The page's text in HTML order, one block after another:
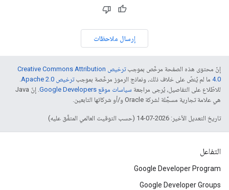
إرسال ملاحظات
إنّ محتوى هذه الصفحة مرخّص بموجب
ترخيص Creative Commons Attribution
4.0‏ ما لم يُنصّ على خلاف ذلك، ونماذج الرموز مرخّصة بموجبترخيص Apache 2.0‏
.
للاطّلاع على التفاصيل، يُرجى مراجعة سياسات موقع Google Developers‏
. إنّ Java
هي علامة تجارية مسجَّلة لشركة Oracle و/أو شركائها التابعين.
تاريخ التعديل الأخير: 2026-07-14 (حسب التوقيت العالمي المتفَّق عليه)
التفاعل
Google Developer Program
Google Developer Groups